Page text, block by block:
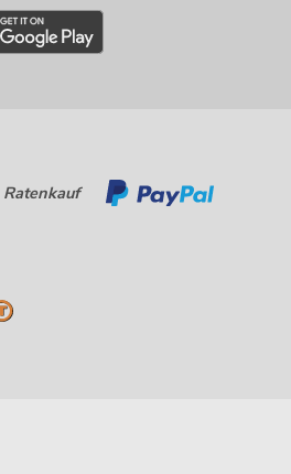
Ratenkauf